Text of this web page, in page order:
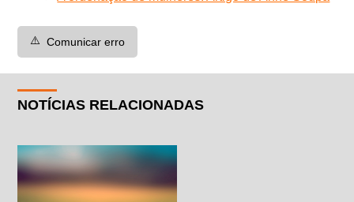
⚠️ Comunicar erro
NOTÍCIAS RELACIONADAS